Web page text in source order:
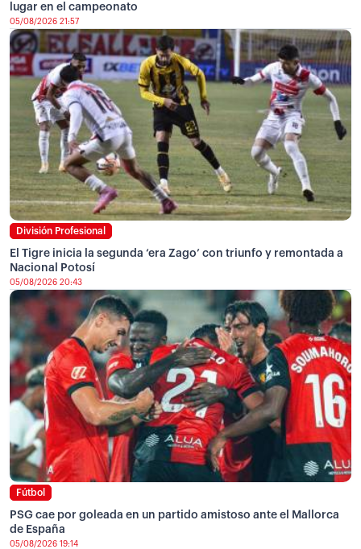
lugar en el campeonato
05/08/2026 21:57
División Profesional
El Tigre inicia la segunda ‘era Zago’ con triunfo y remontada a
Nacional Potosí
05/08/2026 20:43
Fútbol
PSG cae por goleada en un partido amistoso ante el Mallorca
de España
05/08/2026 19:14